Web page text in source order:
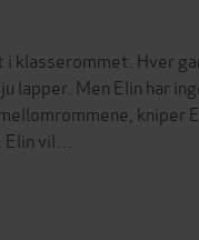
klasserommet. Hver
Men Elin har
kniper
vil…